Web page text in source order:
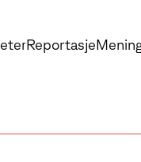
Reportasje